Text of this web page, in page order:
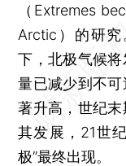
（Extremes
Arctic）的研
下，北极气候
量已减少到不
著升高，世纪
其发展，21世
极”最终出现。